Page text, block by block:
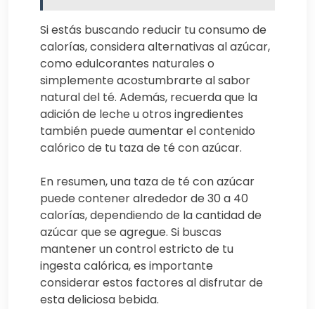
Si estás buscando reducir tu consumo de
calorías, considera alternativas al azúcar,
como edulcorantes naturales o
simplemente acostumbrarte al sabor
natural del té. Además, recuerda que la
adición de leche u otros ingredientes
también puede aumentar el contenido
calórico de tu taza de té con azúcar.
En resumen, una taza de té con azúcar
puede contener alrededor de 30 a 40
calorías, dependiendo de la cantidad de
azúcar que se agregue. Si buscas
mantener un control estricto de tu
ingesta calórica, es importante
considerar estos factores al disfrutar de
esta deliciosa bebida.